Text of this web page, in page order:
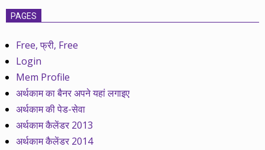
PAGES
Free, फ्री, Free
Login
Mem Profile
अर्थकाम का बैनर अपने यहां लगाइए
अर्थकाम की पेड-सेवा
अर्थकाम कैलेंडर 2013
अर्थकाम कैलेंडर 2014